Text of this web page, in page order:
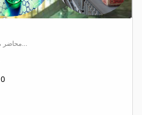
محاضر مادة الكيمياء وباحث في الطاقة...
0